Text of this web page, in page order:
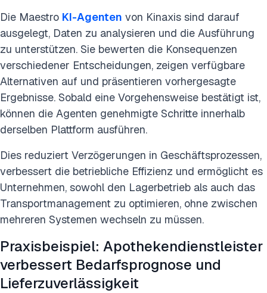
Die Maestro KI-Agenten von Kinaxis sind darauf
ausgelegt, Daten zu analysieren und die Ausführung
zu unterstützen. Sie bewerten die Konsequenzen
verschiedener Entscheidungen, zeigen verfügbare
Alternativen auf und präsentieren vorhergesagte
Ergebnisse. Sobald eine Vorgehensweise bestätigt ist,
können die Agenten genehmigte Schritte innerhalb
derselben Plattform ausführen.
Dies reduziert Verzögerungen in Geschäftsprozessen,
verbessert die betriebliche Effizienz und ermöglicht es
Unternehmen, sowohl den Lagerbetrieb als auch das
Transportmanagement zu optimieren, ohne zwischen
mehreren Systemen wechseln zu müssen.
Praxisbeispiel: Apothekendienstleister
verbessert Bedarfsprognose und
Lieferzuverlässigkeit